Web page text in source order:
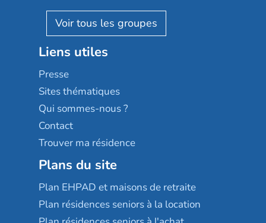
Reseda
Stella management
Les villages d'or
Sérénys
Résidences services Villa Médicis
Résidalya
Groupe aplus
AGE D'OR Services
Liens utiles
Presse
Sites thématiques
Qui sommes-nous ?
Contact
Trouver ma résidence
Plans du site
Plan EHPAD et maisons de retraite
Plan résidences seniors à la location